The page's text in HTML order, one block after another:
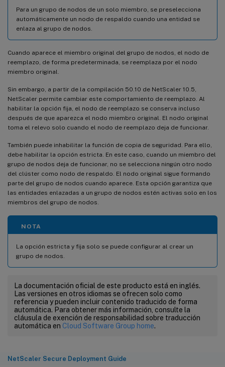
Para un grupo de nodos de un solo miembro, se preselecciona
automáticamente un nodo de respaldo cuando una entidad se
enlaza al grupo de nodos.
Cuando aparece el miembro original del grupo de nodos, el nodo de
reemplazo, de forma predeterminada, se reemplaza por el nodo
miembro original.
Sin embargo, a partir de la compilación 50.10 de NetScaler 10.5,
NetScaler permite cambiar este comportamiento de reemplazo. Al
habilitar la opción fija, el nodo de reemplazo se conserva incluso
después de que aparezca el nodo miembro original. El nodo original
toma el relevo solo cuando el nodo de reemplazo deja de funcionar.
También puede inhabilitar la función de copia de seguridad. Para ello,
debe habilitar la opción estricta. En este caso, cuando un miembro del
grupo de nodos deja de funcionar, no se selecciona ningún otro nodo
del clúster como nodo de respaldo. El nodo original sigue formando
parte del grupo de nodos cuando aparece. Esta opción garantiza que
las entidades enlazadas a un grupo de nodos estén activas solo en los
miembros del grupo de nodos.
NOTA
La opción estricta y fija solo se puede configurar al crear un
grupo de nodos.
La documentación oficial de este producto está en inglés.
Las versiones en otros idiomas se ofrecen solo como
referencia y pueden incluir contenido traducido de forma
automática. Para obtener más información, consulte la
cláusula de exención de responsabilidad sobre traducción
automática en Cloud Software Group home.
NetScaler Secure Deployment Guide